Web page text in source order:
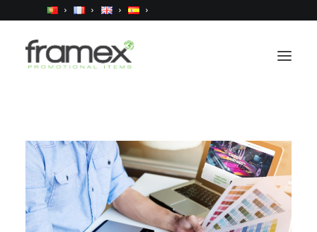
Qui sommes nous
Produits
Services